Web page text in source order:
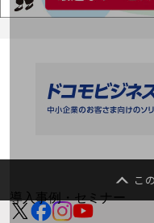
セキュリティ
お手続き
別ウィンドウで開きます
サービスをご利用中のお客
導入事例・セミナー
導入事例TOP
こ